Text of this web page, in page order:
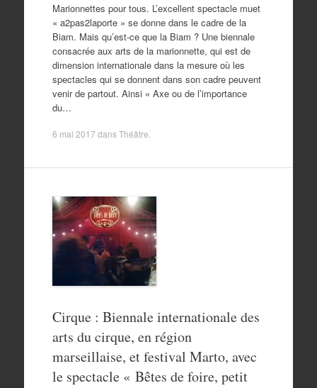
Marionnettes pour tous. L’excellent spectacle muet
« a2pas2laporte » se donne dans le cadre de la
Biam. Mais qu’est-ce que la Biam ? Une biennale
consacrée aux arts de la marionnette, qui est de
dimension internationale dans la mesure où les
spectacles qui se donnent dans son cadre peuvent
venir de partout. Ainsi « Axe ou de l’importance
du…
6 mai 2017 dansThéâtre
Cirque : Biennale internationale des
arts du cirque, en région
marseillaise, et festival Marto, avec
le spectacle « Bêtes de foire, petit